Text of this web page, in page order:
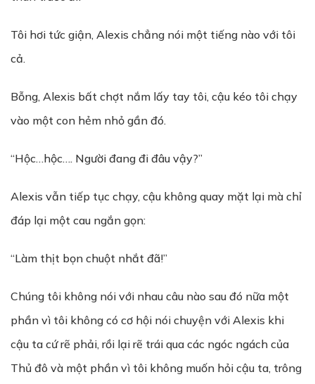
Tôi hơi tức giận, Alexis chẳng nói một tiếng nào với tôi
cả.
Bỗng, Alexis bất chợt nắm lấy tay tôi, cậu kéo tôi chạy
vào một con hẻm nhỏ gần đó.
“Hộc…hộc…. Người đang đi đâu vậy?”
Alexis vẫn tiếp tục chạy, cậu không quay mặt lại mà chỉ
đáp lại một cau ngắn gọn:
“Làm thịt bọn chuột nhắt đã!”
Chúng tôi không nói với nhau câu nào sau đó nữa một
phần vì tôi không có cơ hội nói chuyện với Alexis khi
cậu ta cứ rẽ phải, rồi lại rẽ trái qua các ngóc ngách của
Thủ đô và một phần vì tôi không muốn hỏi cậu ta, trông